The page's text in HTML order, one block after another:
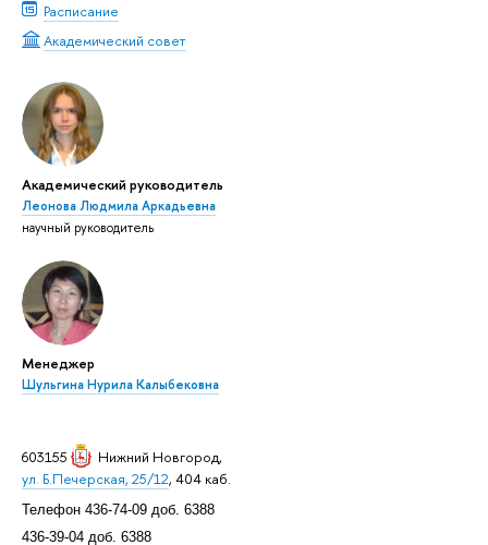
Расписание
Академический совет
Академический руководитель
Леонова Людмила Аркадьевна
научный руководитель
Менеджер
Шульгина Нурила Калыбековна
603155 Нижний Новгород,
ул. Б.Печерская, 25/12, 404 каб.
Телефон 436-74-09 доб. 6388
436-39-04 доб. 6388